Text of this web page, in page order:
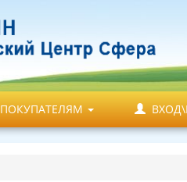
ПОКУПАТЕЛЯМ